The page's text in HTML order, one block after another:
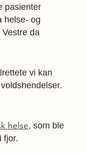
pasienter
helse- og
da
vi kan
helse, som ble
fjor.